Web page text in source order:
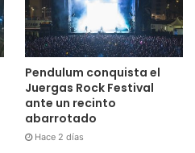
Pendulum conquista el
Juergas Rock Festival
ante un recinto
abarrotado
Hace 2 días